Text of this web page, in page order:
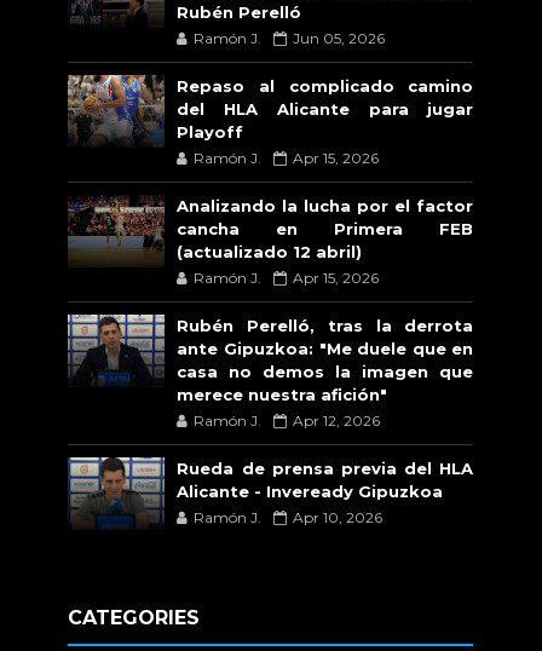
Rubén Perelló
Ramón J. Jun 05, 2026
Repaso al complicado camino
del HLA Alicante para jugar
Playoff
Ramón J. Apr 15, 2026
Analizando la lucha por el factor
cancha en Primera FEB
(actualizado 12 abril)
Ramón J. Apr 15, 2026
Rubén Perelló, tras la derrota
ante Gipuzkoa: "Me duele que en
casa no demos la imagen que
merece nuestra afición"
Ramón J. Apr 12, 2026
Rueda de prensa previa del HLA
Alicante - Inveready Gipuzkoa
Ramón J. Apr 10, 2026
CATEGORIES